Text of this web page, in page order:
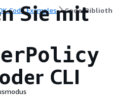
Code Examples Code-
Sie mit
CLI